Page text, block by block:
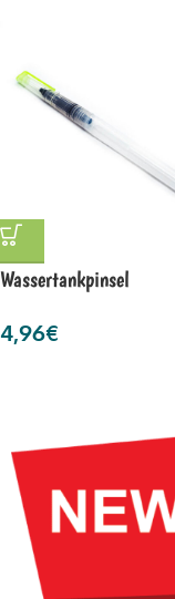
Wassertankpinsel
4,96€